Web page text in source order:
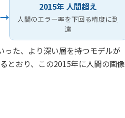
→
2015年 人間超え
人間のエラー率を下回る精度に到
達
た、より深い層を持つモデルが
とおり、この2015年に人間の画像